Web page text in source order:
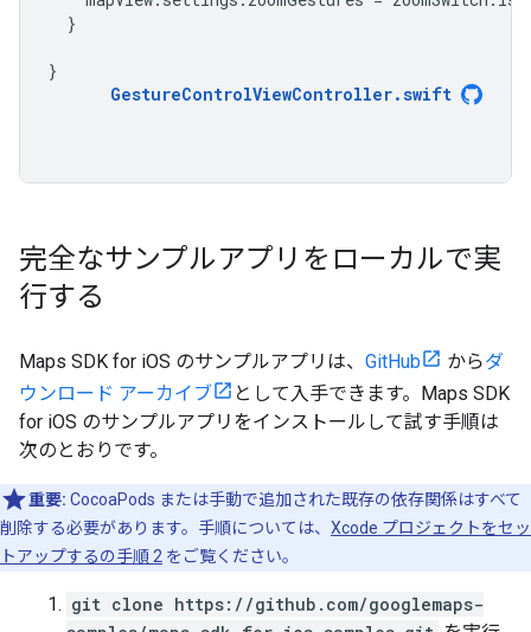
}
}
GestureControlViewController.swift
完全なサンプルアプリをローカルで実
行する
Maps SDK for iOS のサンプルアプリは、 GitHub からダ
ウンロード アーカイブ
として入手できます。Maps SDK
for iOS のサンプルアプリをインストールして試す手順は
次のとおりです。
重要: CocoaPods または手動で追加された既存の依存関係はすべて
削除する必要があります。手順については、 Xcode プロジェクトをセッ
トアップするの手順 2 をご覧ください。
git clone https://github.com/googlemaps-